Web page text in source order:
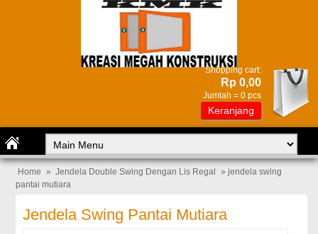
Shopping cart:
Rp 0,00
Jumlah = 0 pcs
Keranjang
Home » Jendela Double Swing Dengan Lis Regal
» jendela swing
pantai mutiara
Jendela Swing Pantai Mutiara